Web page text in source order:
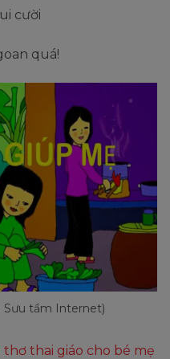
cười
quá!
Sưu tầm Internet)
thai giáo cho bé mẹ